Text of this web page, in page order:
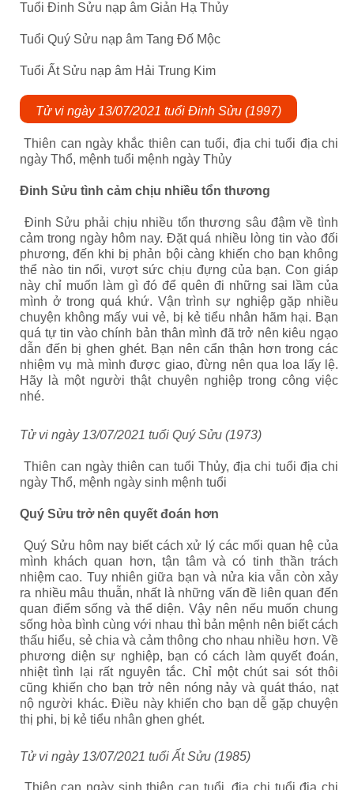
Tuổi Đinh Sửu nạp âm Giản Hạ Thủy
Tuổi Quý Sửu nạp âm Tang Đố Mộc
Tuổi Ất Sửu nạp âm Hải Trung Kim
Tử vi ngày 13/07/2021 tuổi Đinh Sửu (1997)
Thiên can ngày khắc thiên can tuổi, địa chi tuổi địa chi
ngày Thổ, mệnh tuổi mệnh ngày Thủy
Đinh Sửu tình cảm chịu nhiều tổn thương
Đinh Sửu phải chịu nhiều tổn thương sâu đậm về tình
cảm trong ngày hôm nay. Đặt quá nhiều lòng tin vào đối
phương, đến khi bị phản bội càng khiến cho bạn không
thể nào tin nổi, vượt sức chịu đựng của bạn. Con giáp
này chỉ muốn làm gì đó để quên đi những sai lầm của
mình ở trong quá khứ. Vận trình sự nghiệp gặp nhiều
chuyện không mấy vui vẻ, bị kẻ tiểu nhân hãm hại. Bạn
quá tự tin vào chính bản thân mình đã trở nên kiêu ngạo
dẫn đến bị ghen ghét. Bạn nên cẩn thận hơn trong các
nhiệm vụ mà mình được giao, đừng nên qua loa lấy lệ.
Hãy là một người thật chuyên nghiệp trong công việc
nhé.
Tử vi ngày 13/07/2021 tuổi Quý Sửu (1973)
Thiên can ngày thiên can tuổi Thủy, địa chi tuổi địa chi
ngày Thổ, mệnh ngày sinh mệnh tuổi
Quý Sửu trở nên quyết đoán hơn
Quý Sửu hôm nay biết cách xử lý các mối quan hệ của
mình khách quan hơn, tận tâm và có tinh thần trách
nhiệm cao. Tuy nhiên giữa bạn và nửa kia vẫn còn xảy
ra nhiều mâu thuẫn, nhất là những vấn đề liên quan đến
quan điểm sống và thể diện. Vậy nên nếu muốn chung
sống hòa bình cùng với nhau thì bản mệnh nên biết cách
thấu hiểu, sẻ chia và cảm thông cho nhau nhiều hơn. Về
phương diện sự nghiệp, bạn có cách làm quyết đoán,
nhiệt tình lại rất nguyên tắc. Chỉ một chút sai sót thôi
cũng khiến cho bạn trở nên nóng nảy và quát tháo, nạt
nộ người khác. Điều này khiến cho bạn dễ gặp chuyện
thị phi, bị kẻ tiểu nhân ghen ghét.
Tử vi ngày 13/07/2021 tuổi Ất Sửu (1985)
Thiên can ngày sinh thiên can tuổi, địa chi tuổi địa chi